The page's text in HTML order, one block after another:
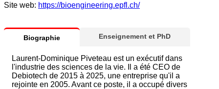
Site web: https://bioengineering.epfl.ch/
Biographie Enseignement et PhD
Laurent-Dominique Piveteau est un exécutif dans
l'industrie des sciences de la vie. Il a été CEO de
Debiotech de 2015 à 2025, une entreprise qu'il a
rejointe en 2005. Avant ce poste, il a occupé divers